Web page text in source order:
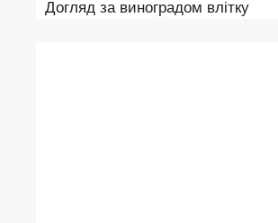
Догляд за виноградом влітку